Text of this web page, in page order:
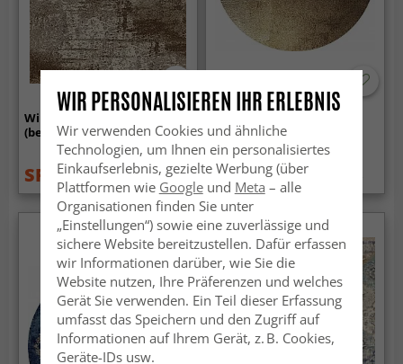
Wilton-Teppich - Kebira
(beige)
SFr. 39.99 SFr. 53.99
(braun/gold)
SFr. 53.99 SFr. 75.99
WIR PERSONALISIEREN IHR ERLEBNIS
Wir verwenden Cookies und ähnliche
Technologien, um Ihnen ein personalisiertes
Einkaufserlebnis, gezielte Werbung (über
Plattformen wie Googleund Meta – alle
Organisationen finden Sie unter
„Einstellungen“) sowie eine zuverlässige und
sichere Website bereitzustellen. Dafür erfassen
wir Informationen darüber, wie Sie die
Website nutzen, Ihre Präferenzen und welches
Gerät Sie verwenden. Ein Teil dieser Erfassung
umfasst das Speichern und den Zugriff auf
Informationen auf Ihrem Gerät, z. B. Cookies,
Geräte-IDs usw.